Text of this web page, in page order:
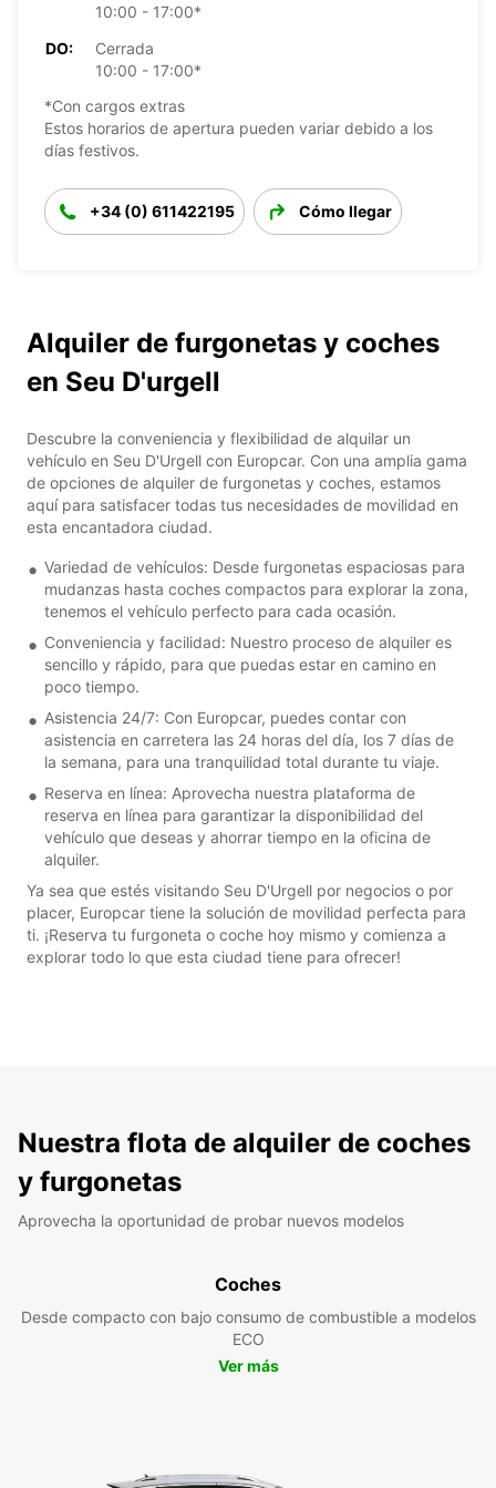
10:00 - 17:00*
DO:
Cerrada
10:00 - 17:00*
*Con cargos extras
Estos horarios de apertura pueden variar debido a los
días festivos.
+34 (0) 611422195 Cómo llegar
Alquiler de furgonetas y coches
en Seu D'urgell
Descubre la conveniencia y flexibilidad de alquilar un
vehículo en Seu D'Urgell con Europcar. Con una amplia gama
de opciones de alquiler de furgonetas y coches, estamos
aquí para satisfacer todas tus necesidades de movilidad en
esta encantadora ciudad.
Variedad de vehículos: Desde furgonetas espaciosas para
mudanzas hasta coches compactos para explorar la zona,
tenemos el vehículo perfecto para cada ocasión.
Conveniencia y facilidad: Nuestro proceso de alquiler es
sencillo y rápido, para que puedas estar en camino en
poco tiempo.
Asistencia 24/7: Con Europcar, puedes contar con
asistencia en carretera las 24 horas del día, los 7 días de
la semana, para una tranquilidad total durante tu viaje.
Reserva en línea: Aprovecha nuestra plataforma de
reserva en línea para garantizar la disponibilidad del
vehículo que deseas y ahorrar tiempo en la oficina de
alquiler.
Ya sea que estés visitando Seu D'Urgell por negocios o por
placer, Europcar tiene la solución de movilidad perfecta para
ti. ¡Reserva tu furgoneta o coche hoy mismo y comienza a
explorar todo lo que esta ciudad tiene para ofrecer!
Nuestra flota de alquiler de coches
y furgonetas
Aprovecha la oportunidad de probar nuevos modelos
Coches
Desde compacto con bajo consumo de combustible a modelos
ECO
Ver más